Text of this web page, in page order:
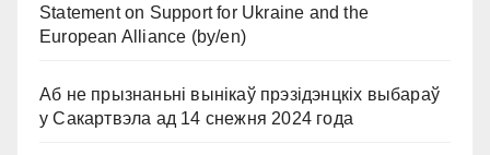
Statement on Support for Ukraine and the
European Alliance (by/en)
Аб не прызнаньні вынікаў прэзідэнцкіх выбараў
у Сакартвэла ад 14 снежня 2024 года